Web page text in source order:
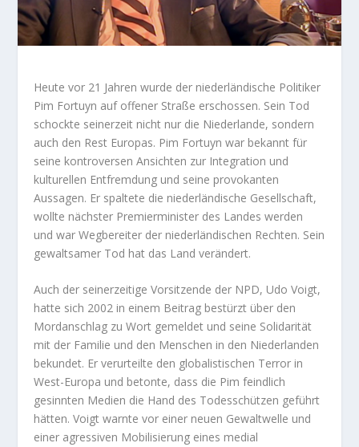
Heute vor 21 Jahren wurde der niederländische Politiker
Pim Fortuyn auf offener Straße erschossen. Sein Tod
schockte seinerzeit nicht nur die Niederlande, sondern
auch den Rest Europas. Pim Fortuyn war bekannt für
seine kontroversen Ansichten zur Integration und
kulturellen Entfremdung und seine provokanten
Aussagen. Er spaltete die niederländische Gesellschaft,
wollte nächster Premierminister des Landes werden
und war Wegbereiter der niederländischen Rechten. Sein
gewaltsamer Tod hat das Land verändert.
Auch der seinerzeitige Vorsitzende der NPD, Udo Voigt,
hatte sich 2002 in einem Beitrag bestürzt über den
Mordanschlag zu Wort gemeldet und seine Solidarität
mit der Familie und den Menschen in den Niederlanden
bekundet. Er verurteilte den globalistischen Terror in
West-Europa und betonte, dass die Pim feindlich
gesinnten Medien die Hand des Todesschützen geführt
hätten. Voigt warnte vor einer neuen Gewaltwelle und
einer agressiven Mobilisierung eines medial